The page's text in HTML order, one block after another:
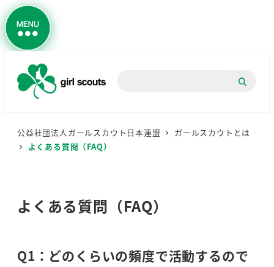
公益社団法人ガールスカウト日本連盟
ガールスカウトとは
よくある質問（FAQ）
よくある質問（FAQ）
Q1：どのくらいの頻度で活動するので